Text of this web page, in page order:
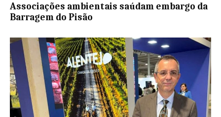
Associações ambientais saúdam embargo da
Barragem do Pisão